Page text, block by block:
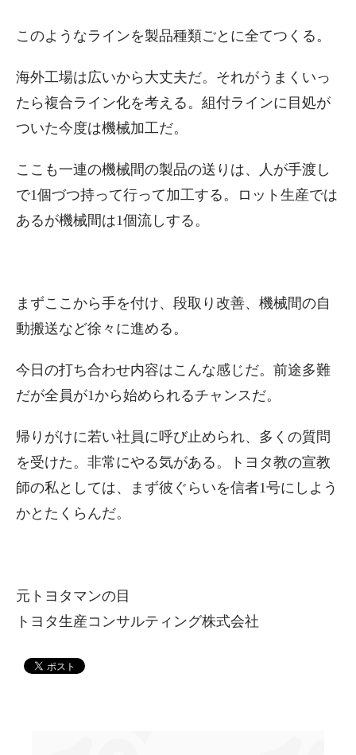
このようなラインを製品種類ごとに全てつくる。
海外工場は広いから大丈夫だ。それがうまくいっ
たら複合ライン化を考える。組付ラインに目処が
ついた今度は機械加工だ。
ここも一連の機械間の製品の送りは、人が手渡し
で1個づつ持って行って加工する。ロット生産では
あるが機械間は1個流しする。
まずここから手を付け、段取り改善、機械間の自
動搬送など徐々に進める。
今日の打ち合わせ内容はこんな感じだ。前途多難
だが全員が1から始められるチャンスだ。
帰りがけに若い社員に呼び止められ、多くの質問
を受けた。非常にやる気がある。トヨタ教の宣教
師の私としては、まず彼ぐらいを信者1号にしよう
かとたくらんだ。
元トヨタマンの目
トヨタ生産コンサルティング株式会社